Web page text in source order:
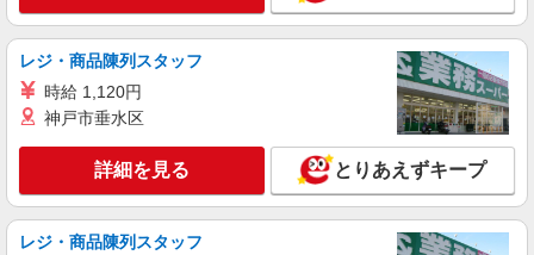
時給1500円〜2125円 ＜日払い有/週払い有/交
通費全支給(ガソリン代含む)＞
天理市内 ★即日勤務OK
キープ 詳細を見る
株式会社kotrio /●NR-H-1848632
天理／面接なし！シニア向け住宅STAFF◎お
仕事は見守りなど
レジ・商品陳列スタッフ
時給 1,120円
神戸市垂水区
詳細を見る とりあえずキープ
レジ・商品陳列スタッフ